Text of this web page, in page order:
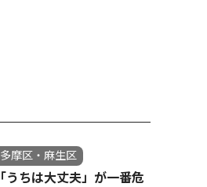
多摩区・麻生区
「うちは大丈夫」が一番危